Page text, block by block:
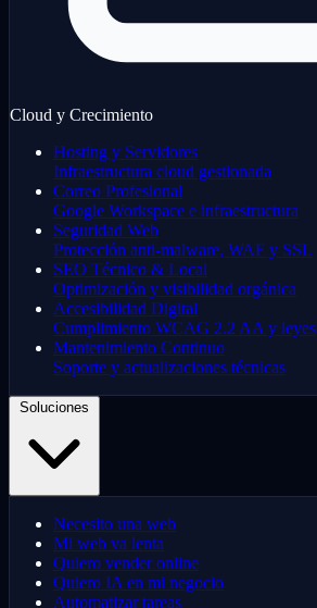
Cloud y Crecimiento
Hosting y Servidores
Infraestructura cloud gestionada
Correo Profesional
Google Workspace e infraestructura
Seguridad Web
Protección anti-malware, WAF y SSL
SEO Técnico & Local
Optimización y visibilidad orgánica
Accesibilidad Digital
Cumplimiento WCAG 2.2 AA y leyes
Mantenimiento Continuo
Soporte y actualizaciones técnicas
Necesito una web
Mi web va lenta
Quiero vender online
Quiero IA en mi negocio
Automatizar tareas